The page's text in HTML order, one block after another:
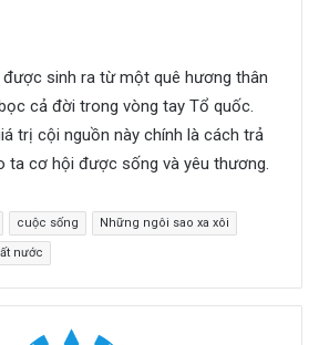
được sinh ra từ một quê hương thân
cả đời trong vòng tay Tổ quốc.
trị cội nguồn này chính là cách trả
ta cơ hội được sống và yêu thương.
cuộc sống Những ngôi sao xa xôi
nước